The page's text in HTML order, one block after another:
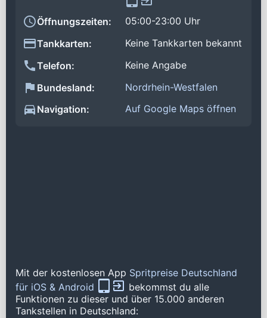
Öffnungszeiten:
05:00-23:00 Uhr
Tankkarten:
Keine Tankkarten bekannt
Telefon:
Keine Angabe
Bundesland:
Nordrhein-Westfalen
Navigation:
Auf Google Maps öffnen
Mit der kostenlosen App Spritpreise Deutschland
für iOS & Android
bekommst du alle
Funktionen zu dieser und über 15.000 anderen
Tankstellen in Deutschland: